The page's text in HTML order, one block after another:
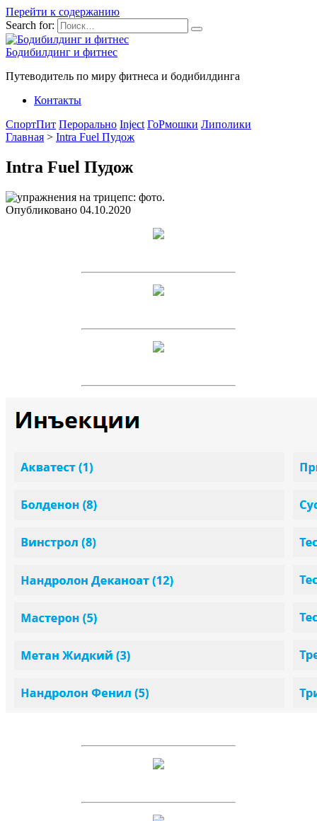
Перейти к содержанию
Search for:
Бодибилдинг и фитнес
Путеводитель по миру фитнеса и бодибилдинга
Контакты
СпортПит Перорально Inject ГоРмошки Липолики
Главная > Intra Fuel Пудож
Intra Fuel Пудож
Опубликовано 04.10.2020